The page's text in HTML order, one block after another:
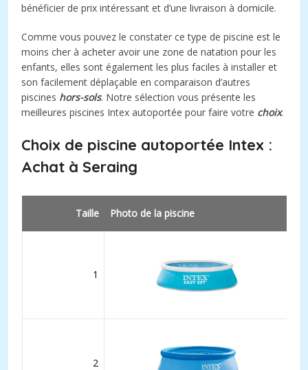
bénéficier de prix intéressant et d’une livraison à domicile.
Comme vous pouvez le constater ce type de piscine est le
moins cher à acheter avoir une zone de natation pour les
enfants, elles sont également les plus faciles à installer et
son facilement déplaçable en comparaison d’autres
piscines hors-sols. Notre sélection vous présente les
meilleures piscines Intex autoportée pour faire votre choix.
Choix de piscine autoportée Intex :
Achat à Seraing
Taille Photo de la piscine
1
2